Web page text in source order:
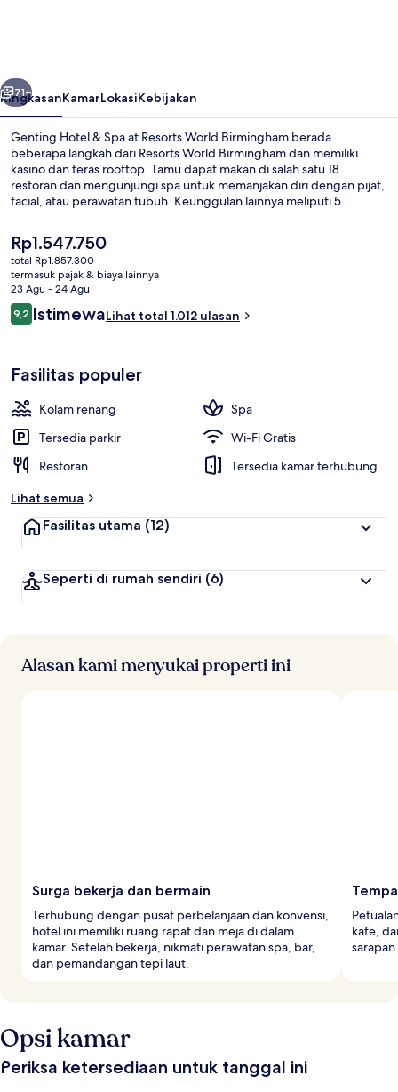
Resorts
World
Birmingham
Berikutnya
71+
RingkasanKamarLokasiKebijakan
Genting Hotel & Spa at Resorts World Birmingham berada
beberapa langkah dari Resorts World Birmingham dan memiliki
kasino dan teras rooftop. Tamu dapat makan di salah satu 18
restoran dan mengunjungi spa untuk memanjakan diri dengan pijat,
facial, atau perawatan tubuh. Keunggulan lainnya meliputi 5
sarapan mendapatkan nilai yang bagus dari para traveler.
Harga
saat
ini
Rp1.547.750
Rp1.547.750
total Rp1.857.300
termasuk pajak & biaya lainnya
23 Agu - 24 Agu
Ulasan
9,29,2 dari 10
IstimewaLihat total 1.012 ulasan
Fasilitas populer
Kolam renang
Spa
Tersedia parkir
Wi-Fi Gratis
Restoran
Tersedia kamar terhubung
Lihat semua
Fasilitas utama (12)
Seperti di rumah sendiri (6)
Alasan kami menyukai properti ini
Surga bekerja dan bermain
Terhubung dengan pusat perbelanjaan dan konvensi,
hotel ini memiliki ruang rapat dan meja di dalam
kamar. Setelah bekerja, nikmati perawatan spa, bar,
dan pemandangan tepi laut.
kafe,
Opsi kamar
Periksa ketersediaan untuk tanggal ini